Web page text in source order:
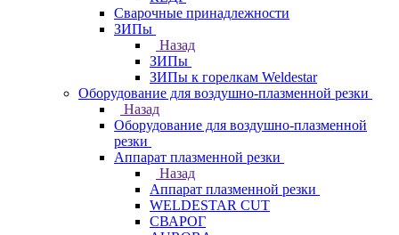
Сварочные принадлежности
ЗИПы
Назад
ЗИПы
ЗИПы к горелкам Weldestar
Оборудование для воздушно-плазменной резки
Назад
Оборудование для воздушно-плазменной
резки
Аппарат плазменной резки
Назад
Аппарат плазменной резки
WELDESTAR CUT
СВАРОГ